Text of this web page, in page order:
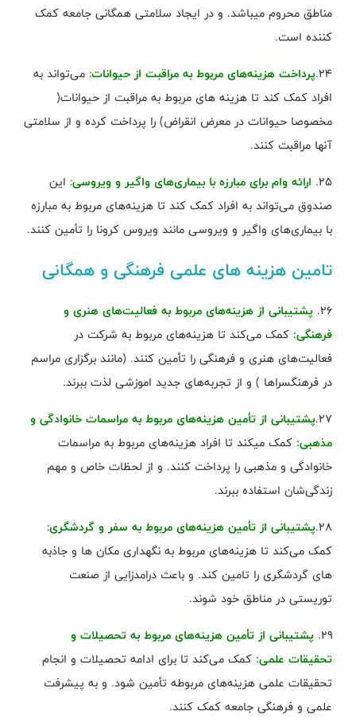
مناطق محروم میباشد. و در ایجاد سلامتی همگانی جامعه کمک
کننده است.
۲۴.پرداخت هزینه‌های مربوط به مراقبت از حیوانات: می‌تواند به
افراد کمک کند تا هزینه ‌های مربوط به مراقبت از حیوانات(
مخصوصا حیوانات در معرض انقراض)‌ را پرداخت کرده و از سلامتی
آنها مراقبت کنند.
۲۵. ارائه وام برای مبارزه با بیماری‌های واگیر و ویروسی: این
صندوق می‌تواند به افراد کمک کند تا هزینه‌های مربوط به مبارزه
با بیماری‌های واگیر و ویروسی مانند ویروس کرونا را تأمین کنند.
تامین هزینه های علمی فرهنگی و همگانی
۲۶. پشتیبانی از هزینه‌های مربوط به فعالیت‌های هنری و
فرهنگی: کمک می‌کند تا هزینه‌های مربوط به شرکت در
فعالیت‌های هنری و فرهنگی را تأمین کنند. (مانند برگزاری مراسم
در فرهنگسراها ) و از تجربه‌های جدید اموزشی لذت ببرند.
۲۷.پشتیبانی از تأمین هزینه‌های مربوط به مراسمات خانوادگی و
مذهبی: کمک میکند تا افراد هزینه‌های مربوط به مراسمات
خانوادگی و مذهبی را پرداخت کنند. و از لحظات خاص و مهم
زندگی‌شان استفاده ببرند.
۲۸.پشتیبانی از تأمین هزینه‌های مربوط به سفر و گردشگری:
کمک می‌کند تا هزینه‌های مربوط به نگهداری مکان ها و جاذبه
های گردشگری را تامین کند. و باعث درامدزایی از صنعت
توریستی در مناطق خود شوند.
۲۹. پشتیبانی از تأمین هزینه‌های مربوط به تحصیلات و
تحقیقات علمی: کمک می‌کند تا برای ادامه تحصیلات و انجام
تحقیقات علمی هزینه‌های مربوطه تأمین شود. و به پیشرفت
علمی و فرهنگی جامعه کمک کنند.